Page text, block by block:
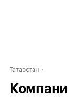
Татарстан